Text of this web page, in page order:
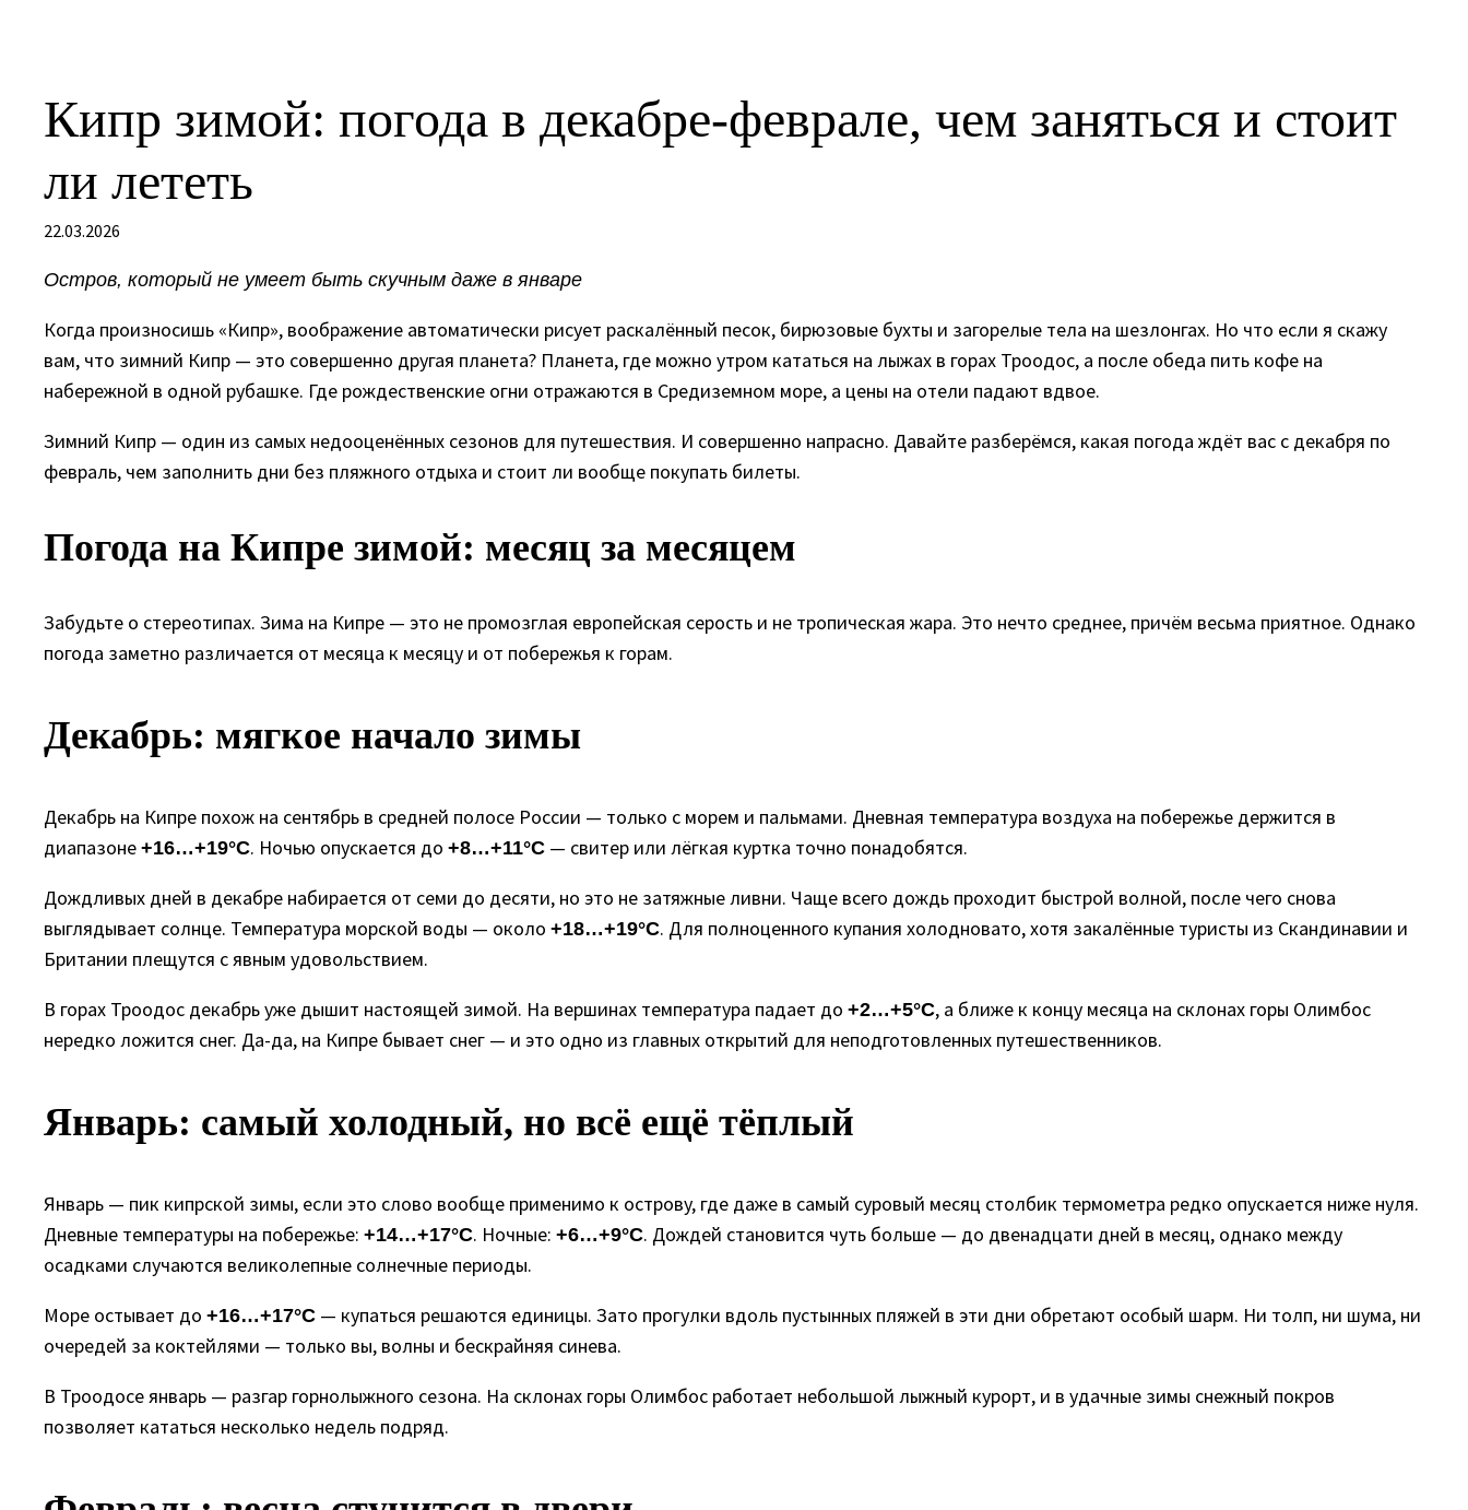
Кипр зимой: погода в декабре-феврале, чем заняться и стоит
ли лететь
22.03.2026
Остров, который не умеет быть скучным даже в январе
Когда произносишь «Кипр», воображение автоматически рисует раскалённый песок, бирюзовые бухты и загорелые тела на шезлонгах. Но что если я скажу
вам, что зимний Кипр — это совершенно другая планета? Планета, где можно утром кататься на лыжах в горах Троодос, а после обеда пить кофе на
набережной в одной рубашке. Где рождественские огни отражаются в Средиземном море, а цены на отели падают вдвое.
Зимний Кипр — один из самых недооценённых сезонов для путешествия. И совершенно напрасно. Давайте разберёмся, какая погода ждёт вас с декабря по
февраль, чем заполнить дни без пляжного отдыха и стоит ли вообще покупать билеты.
Погода на Кипре зимой: месяц за месяцем
Забудьте о стереотипах. Зима на Кипре — это не промозглая европейская серость и не тропическая жара. Это нечто среднее, причём весьма приятное. Однако
погода заметно различается от месяца к месяцу и от побережья к горам.
Декабрь: мягкое начало зимы
Декабрь на Кипре похож на сентябрь в средней полосе России — только с морем и пальмами. Дневная температура воздуха на побережье держится в
диапазоне +16…+19°C. Ночью опускается до +8…+11°C — свитер или лёгкая куртка точно понадобятся.
Дождливых дней в декабре набирается от семи до десяти, но это не затяжные ливни. Чаще всего дождь проходит быстрой волной, после чего снова
выглядывает солнце. Температура морской воды — около +18…+19°C. Для полноценного купания холодновато, хотя закалённые туристы из Скандинавии и
Британии плещутся с явным удовольствием.
В горах Троодос декабрь уже дышит настоящей зимой. На вершинах температура падает до +2…+5°C, а ближе к концу месяца на склонах горы Олимбос
нередко ложится снег. Да-да, на Кипре бывает снег — и это одно из главных открытий для неподготовленных путешественников.
Январь: самый холодный, но всё ещё тёплый
Январь — пик кипрской зимы, если это слово вообще применимо к острову, где даже в самый суровый месяц столбик термометра редко опускается ниже нуля.
Дневные температуры на побережье: +14…+17°C. Ночные: +6…+9°C. Дождей становится чуть больше — до двенадцати дней в месяц, однако между
осадками случаются великолепные солнечные периоды.
Море остывает до +16…+17°C — купаться решаются единицы. Зато прогулки вдоль пустынных пляжей в эти дни обретают особый шарм. Ни толп, ни шума, ни
очередей за коктейлями — только вы, волны и бескрайняя синева.
В Троодосе январь — разгар горнолыжного сезона. На склонах горы Олимбос работает небольшой лыжный курорт, и в удачные зимы снежный покров
позволяет кататься несколько недель подряд.